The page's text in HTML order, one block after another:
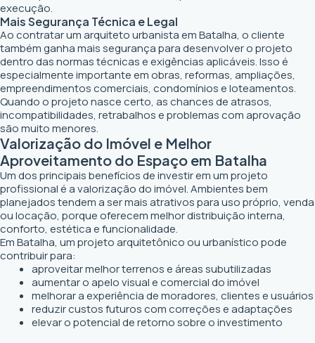
execução.
Mais Segurança Técnica e Legal
Ao contratar um arquiteto urbanista em Batalha, o cliente
também ganha mais segurança para desenvolver o projeto
dentro das normas técnicas e exigências aplicáveis. Isso é
especialmente importante em obras, reformas, ampliações,
empreendimentos comerciais, condomínios e loteamentos.
Quando o projeto nasce certo, as chances de atrasos,
incompatibilidades, retrabalhos e problemas com aprovação
são muito menores.
Valorização do Imóvel e Melhor
Aproveitamento do Espaço em Batalha
Um dos principais benefícios de investir em um projeto
profissional é a valorização do imóvel. Ambientes bem
planejados tendem a ser mais atrativos para uso próprio, venda
ou locação, porque oferecem melhor distribuição interna,
conforto, estética e funcionalidade.
Em Batalha, um projeto arquitetônico ou urbanístico pode
contribuir para:
aproveitar melhor terrenos e áreas subutilizadas
aumentar o apelo visual e comercial do imóvel
melhorar a experiência de moradores, clientes e usuários
reduzir custos futuros com correções e adaptações
elevar o potencial de retorno sobre o investimento